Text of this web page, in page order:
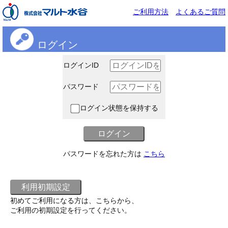
ご利用方法 よくあるご質問
ログイン
ログインID
パスワード
ログイン状態を保持する
パスワードを忘れた方は こちら
初めてご利用になる方は、こちらから、
ご利用の初期設定を行ってください。